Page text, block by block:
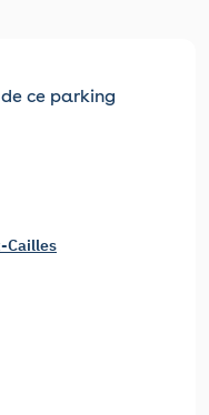
ce parking
Cailles